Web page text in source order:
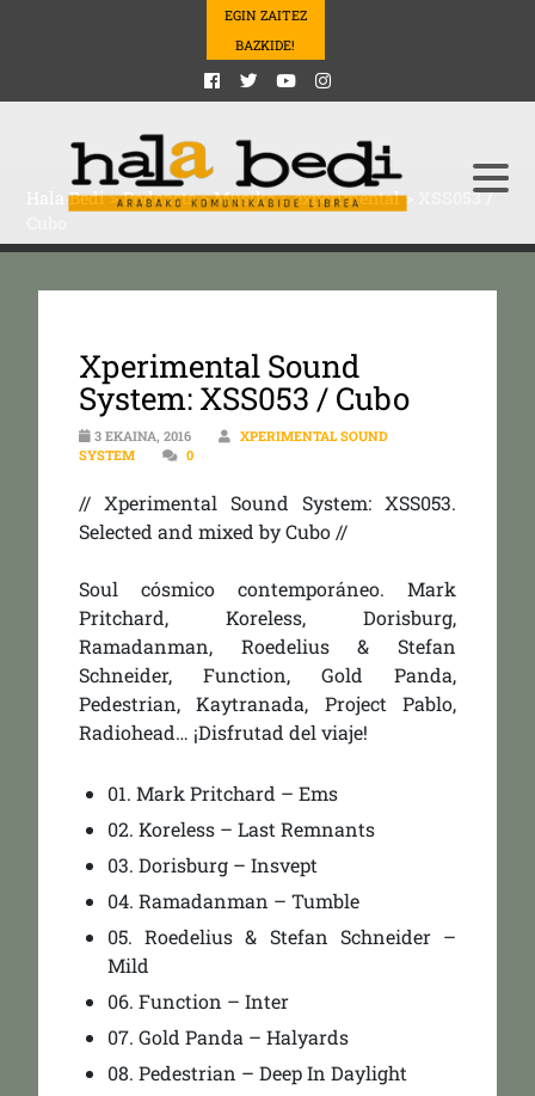
EGIN ZAITEZ
BAZKIDE!
Hala Bedi>Podcasts>Musika>experimental>
XSS053 /
Xperimental Sound
System: XSS053 / Cubo
3 EKAINA, 2016
XPERIMENTAL SOUND
SYSTEM
0
// Xperimental Sound System: XSS053.
Selected and mixed by Cubo //
Soul cósmico contemporáneo. Mark
Pritchard, Koreless, Dorisburg,
Ramadanman, Roedelius & Stefan
Schneider, Function, Gold Panda,
Pedestrian, Kaytranada, Project Pablo,
Radiohead… ¡Disfrutad del viaje!
01. Mark Pritchard – Ems
02. Koreless – Last Remnants
03. Dorisburg – Insvept
04. Ramadanman – Tumble
05. Roedelius & Stefan Schneider –
Mild
06. Function – Inter
07. Gold Panda – Halyards
08. Pedestrian – Deep In Daylight